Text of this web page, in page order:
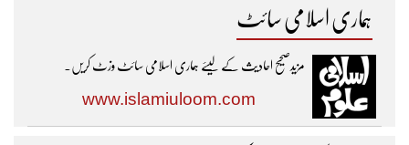
ہماری اسلامی سائٹ
مزیدصحیح احادیث کے لیئے ہماری اسلامی سائٹ وزٹ کریں۔
www.islamiuloom.com